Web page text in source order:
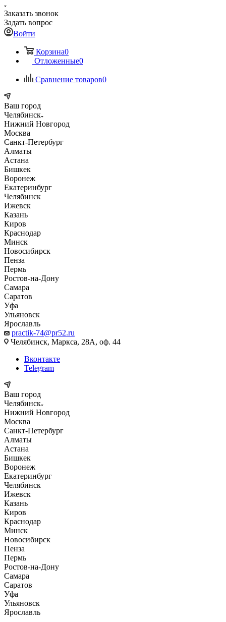
Заказать звонок
Задать вопрос
Войти
Корзина0
Отложенные0
Сравнение товаров0
Ваш город
Челябинск
Нижний Новгород
Москва
Санкт-Петербург
Алматы
Астана
Бишкек
Воронеж
Екатеринбург
Челябинск
Ижевск
Казань
Киров
Краснодар
Минск
Новосибирск
Пенза
Пермь
Ростов-на-Дону
Самара
Саратов
Уфа
Ульяновск
Ярославль
practik-74@pr52.ru
Челябинск, Маркса, 28А, оф. 44
Вконтакте
Telegram
Ваш город
Челябинск
Нижний Новгород
Москва
Санкт-Петербург
Алматы
Астана
Бишкек
Воронеж
Екатеринбург
Челябинск
Ижевск
Казань
Киров
Краснодар
Минск
Новосибирск
Пенза
Пермь
Ростов-на-Дону
Самара
Саратов
Уфа
Ульяновск
Ярославль